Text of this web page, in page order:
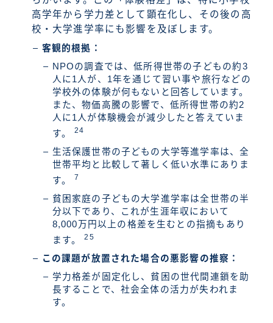
高学年から学力差として顕在化し、その後の高
校・大学進学率にも影響を及ぼします。
客観的根拠：
NPOの調査では、低所得世帯の子どもの約3
人に1人が、1年を通じて習い事や旅行などの
学校外の体験が何もないと回答しています。
また、物価高騰の影響で、低所得世帯の約2
人に1人が体験機会が減少したと答えていま
す。24
生活保護世帯の子どもの大学等進学率は、全
世帯平均と比較して著しく低い水準にありま
す。 7
貧困家庭の子どもの大学進学率は全世帯の半
分以下であり、これが生涯年収において
8,000万円以上の格差を生むとの指摘もあり
ます。25
この課題が放置された場合の悪影響の推察：
学力格差が固定化し、貧困の世代間連鎖を助
長することで、社会全体の活力が失われま
す。